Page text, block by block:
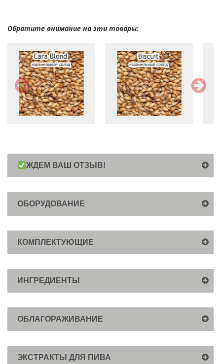
Обратите внимание на эти товары:
ЖДЕМ ВАШ ОТЗЫВ!
ОБОРУДОВАНИЕ
КОМПЛЕКТУЮЩИЕ
ИНГРЕДИЕНТЫ
ОБЛАГОРАЖИВАНИЕ
ЭКСТРАКТЫ ДЛЯ ПИВА